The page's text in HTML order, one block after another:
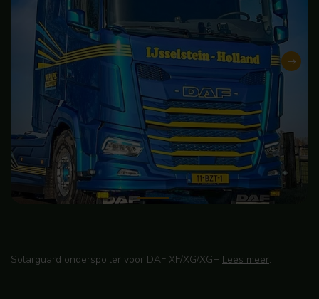
Solarguard onderspoiler voor DAF XF/XG/XG+ Lees meer.